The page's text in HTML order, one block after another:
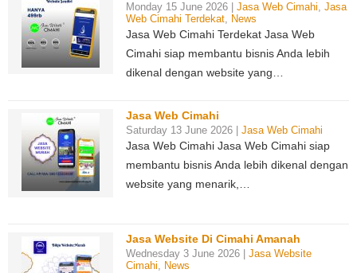
Monday 15 June 2026 | Jasa Web Cimahi, Jasa
Web Cimahi Terdekat, News
Jasa Web Cimahi Terdekat Jasa Web
Cimahi siap membantu bisnis Anda lebih
dikenal dengan website yang…
Jasa Web Cimahi
Saturday 13 June 2026 | Jasa Web Cimahi
Jasa Web Cimahi Jasa Web Cimahi siap
membantu bisnis Anda lebih dikenal dengan
website yang menarik,…
Jasa Website Di Cimahi Amanah
Wednesday 3 June 2026 | Jasa Website
Cimahi, News